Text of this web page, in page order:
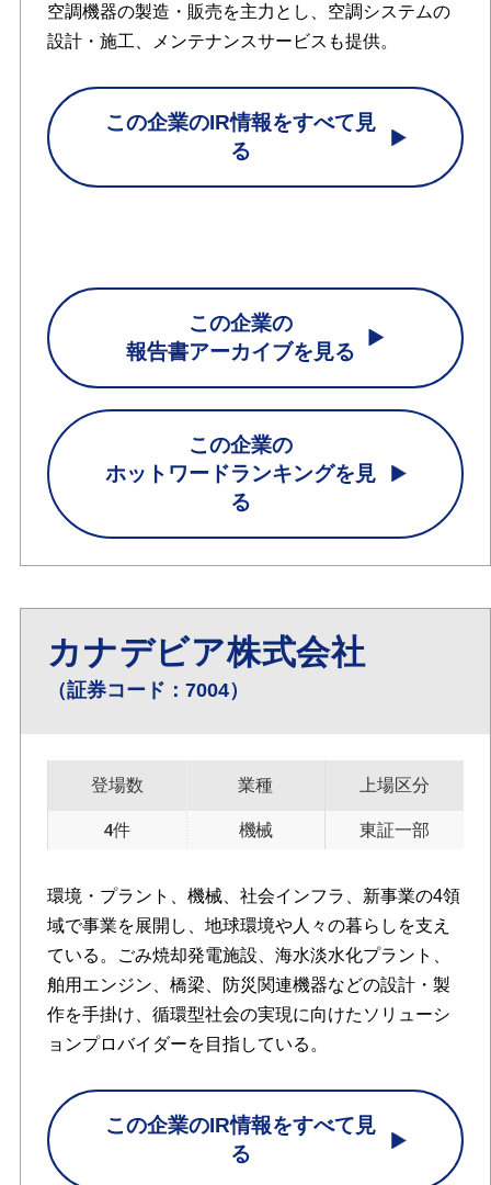
空調機器の製造・販売を主力とし、空調システムの
設計・施工、メンテナンスサービスも提供。
この企業のIR情報をすべて見
る
この企業の
報告書アーカイブを見る
この企業の
ホットワードランキングを見
る
カナデビア株式会社
（証券コード：7004）
登場数
4件
業種
機械
上場区分
東証一部
環境・プラント、機械、社会インフラ、新事業の4領
域で事業を展開し、地球環境や人々の暮らしを支え
ている。ごみ焼却発電施設、海水淡水化プラント、
舶用エンジン、橋梁、防災関連機器などの設計・製
作を手掛け、循環型社会の実現に向けたソリューシ
ョンプロバイダーを目指している。
この企業のIR情報をすべて見
る